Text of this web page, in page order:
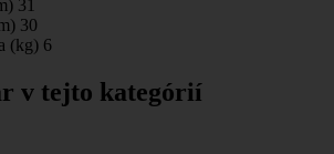
31
30
(kg) 6
v tejto kategórií